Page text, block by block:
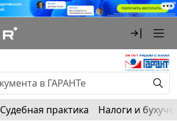
Судебная практика Налоги и